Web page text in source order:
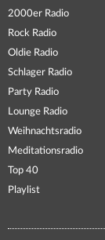
2000er Radio
Rock Radio
Oldie Radio
Schlager Radio
Party Radio
Lounge Radio
Weihnachtsradio
Meditationsradio
Top 40
Playlist